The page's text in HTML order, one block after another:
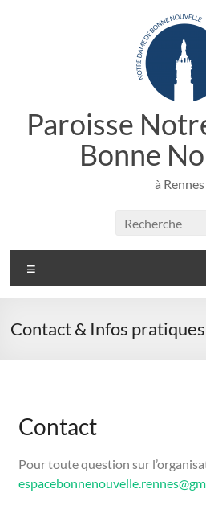
Paroisse
Bonne
à Rennes
Contact & Infos pratiques
Contact
Pour toute question sur